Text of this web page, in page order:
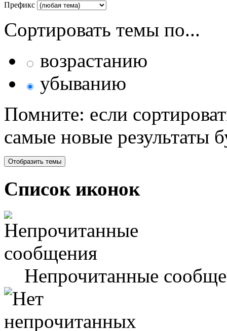
Префикс
Сортировать темы по...
возрастанию
убыванию
Помните: если
самые новые результаты
Список иконок
Непрочитанные